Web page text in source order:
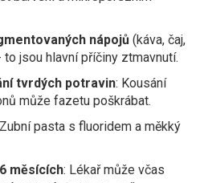
nápojů (káva, čaj,
jsou hlavní příčiny ztmavnutí.
tvrdých potravin: Kousání
může fazetu poškrábat.
pasta s fluoridem a měkký
měsících: Lékař může včas